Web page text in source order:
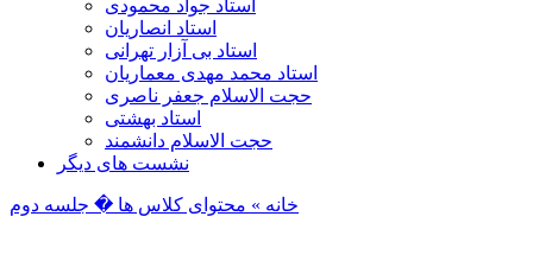
استاد جواد محمودی
استاد انصاریان
استاد بی آزار تهرانی
استاد محمد مهدی معماریان
حجت الاسلام جعفر ناصری
استاد بهشتی
حجت الاسلام دانشمند
نشست های دیگر
خانه » محتوای کلاس ها � جلسه دوم